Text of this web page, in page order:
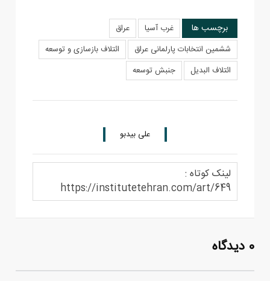
برچسب ها غرب آسیا
عراق
ششمین انتخابات پارلمانی عراق
ائتلاف بازسازی و توسعه
ائتلاف البدیل
جنبش توسعه
علی بیدبو
لینک کوتاه :
https://institutetehran.com/art/649
0 دیدگاه